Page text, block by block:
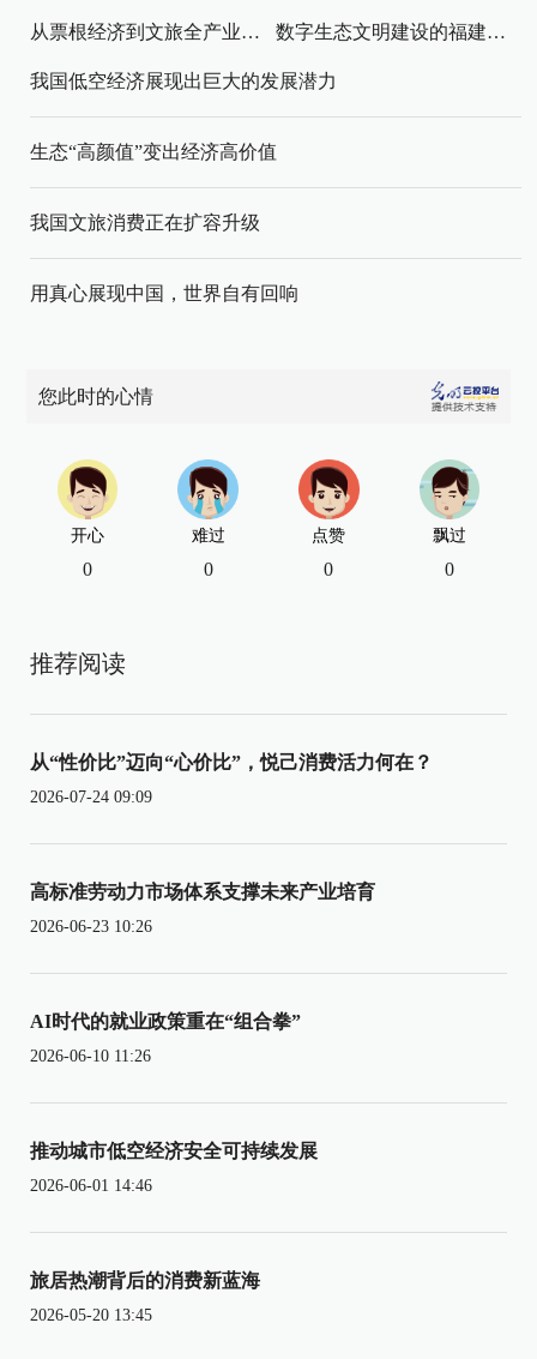
从票根经济到文旅全产业链升级 数字生态文明建设的福建路径与启示
我国低空经济展现出巨大的发展潜力
生态“高颜值”变出经济高价值
我国文旅消费正在扩容升级
用真心展现中国，世界自有回响
您此时的心情
开心
0
难过
0
点赞
0
飘过
0
推荐阅读
从“性价比”迈向“心价比”，悦己消费活力何在？
2026-07-24 09:09
高标准劳动力市场体系支撑未来产业培育
2026-06-23 10:26
AI时代的就业政策重在“组合拳”
2026-06-10 11:26
推动城市低空经济安全可持续发展
2026-06-01 14:46
旅居热潮背后的消费新蓝海
2026-05-20 13:45